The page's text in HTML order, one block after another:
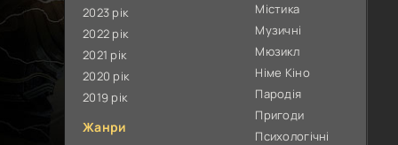
2023 рік
2022 рік
2021 рік
2020 рік
2019 рік
Жанри
Містика
Музичні
Мюзикл
Німе Кіно
Пародія
Пригоди
Психологічні